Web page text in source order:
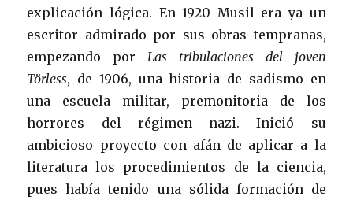
explicación lógica. En 1920 Musil era ya un
escritor admirado por sus obras tempranas,
empezando por Las tribulaciones del joven
Törless, de 1906, una historia de sadismo en
una escuela militar, premonitoria de los
horrores del régimen nazi. Inició su
ambicioso proyecto con afán de aplicar a la
literatura los procedimientos de la ciencia,
pues había tenido una sólida formación de